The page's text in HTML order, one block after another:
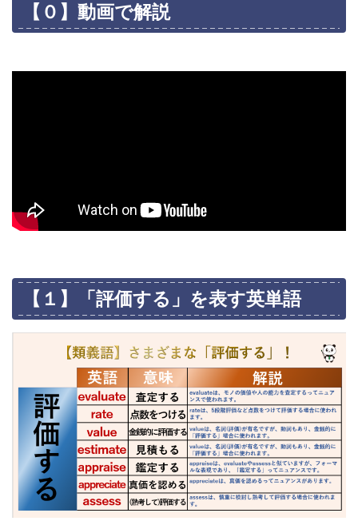
【０】動画で解説
【１】「評価する」を表す英単語